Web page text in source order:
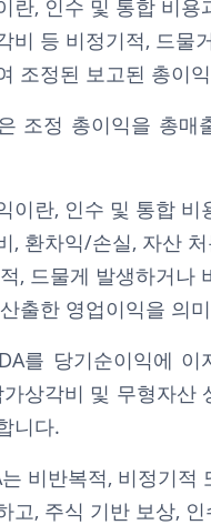
란, 인수 및 통합 비용
비 등 비정기적, 드물
조정된 보고된 총이
조정 총이익을 총매
이란, 인수 및 통합 비
, 환차익/손실, 자산
, 드물게 발생하거나
출한 영업이익을 의
를 당기순이익에 이
상각비 및 무형자산
니다.
비반복적, 비정기적
고, 주식 기반 보상,